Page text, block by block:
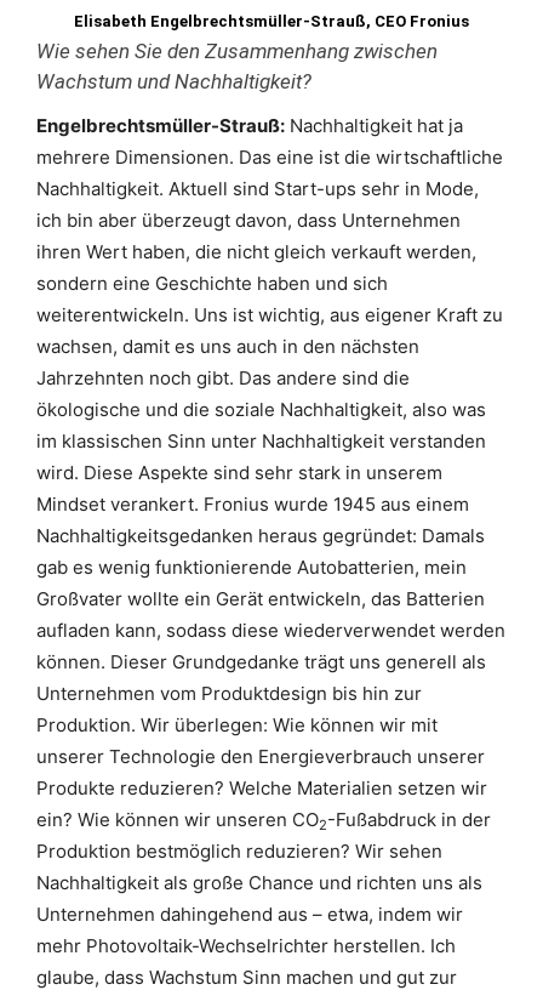
Elisabeth Engelbrechtsmüller-Strauß, CEO Fronius
Wie sehen Sie den Zusammenhang zwischen
Wachstum und Nachhaltigkeit?
Engelbrechtsmüller-Strauß: Nachhaltigkeit hat ja
mehrere Dimensionen. Das eine ist die wirtschaftliche
Nachhaltigkeit. Aktuell sind Start-ups sehr in Mode,
ich bin aber überzeugt davon, dass Unternehmen
ihren Wert haben, die nicht gleich verkauft werden,
sondern eine Geschichte haben und sich
weiterentwickeln. Uns ist wichtig, aus eigener Kraft zu
wachsen, damit es uns auch in den nächsten
Jahrzehnten noch gibt. Das andere sind die
ökologische und die soziale Nachhaltigkeit, also was
im klassischen Sinn unter Nachhaltigkeit verstanden
wird. Diese Aspekte sind sehr stark in unserem
Mindset verankert. Fronius wurde 1945 aus einem
Nachhaltigkeitsgedanken heraus gegründet: Damals
gab es wenig funktionierende Autobatterien, mein
Großvater wollte ein Gerät entwickeln, das Batterien
aufladen kann, sodass diese wiederverwendet werden
können. Dieser Grundgedanke trägt uns generell als
Unternehmen vom Produktdesign bis hin zur
Produktion. Wir überlegen: Wie können wir mit
unserer Technologie den Energieverbrauch unserer
Produkte reduzieren? Welche Materialien setzen wir
ein? Wie können wir unseren CO2-Fußabdruck in der
Produktion bestmöglich reduzieren? Wir sehen
Nachhaltigkeit als große Chance und richten uns als
Unternehmen dahingehend aus – etwa, indem wir
mehr Photovoltaik-Wechselrichter herstellen. Ich
glaube, dass Wachstum Sinn machen und gut zur